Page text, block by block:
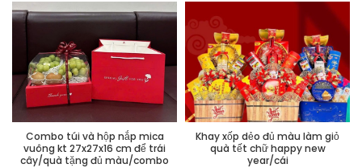
Combo túi và hộp nắp mica
vuông kt 27x27x16 cm để trái
cây/quà tặng đủ màu/combo
Khay xốp dẻo đủ màu làm giỏ
quà tết chữ happy new
year/cái